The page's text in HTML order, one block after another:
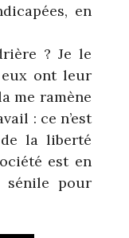
en
? Je le
ont leur
me ramène
: ce n’est
la liberté
est en
sénile pour